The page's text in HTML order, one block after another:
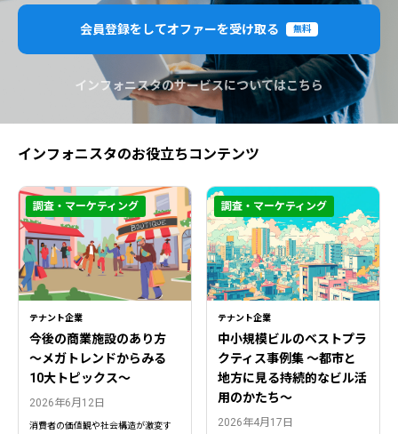
会員登録をしてオファーを受け取る 無料
インフォニスタのサービスについてはこちら
インフォニスタのお役立ちコンテンツ
テナント企業
今後の商業施設のあり方
〜メガトレンドからみる
10大トピックス〜
2026年6月12日
消費者の価値観や社会構造が激変す
調査・マーケティング
テナント企業
中小規模ビルのベストプラ
クティス事例集 ～都市と
地方に見る持続的なビル活
用のかたち～
2026年4月17日
調査・マーケティング